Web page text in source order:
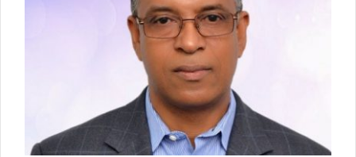
c
o
o